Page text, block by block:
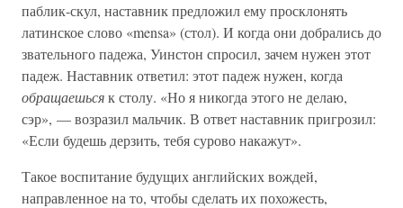
паблик-скул, наставник предложил ему просклонять
латинское слово «mensa» (стол). И когда они добрались до
звательного падежа, Уинстон спросил, зачем нужен этот
падеж. Наставник ответил: этот падеж нужен, когда
обращаешьсяк столу. «Но я никогда этого не делаю,
сэр», — возразил мальчик. В ответ наставник пригрозил:
«Если будешь дерзить, тебя сурово накажут».
Такое воспитание будущих английских вождей,
направленное на то, чтобы сделать их похожесть,